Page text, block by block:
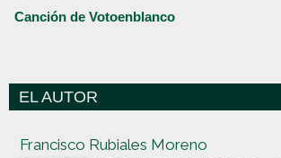
Canción de Votoenblanco
EL AUTOR
Francisco Rubiales Moreno